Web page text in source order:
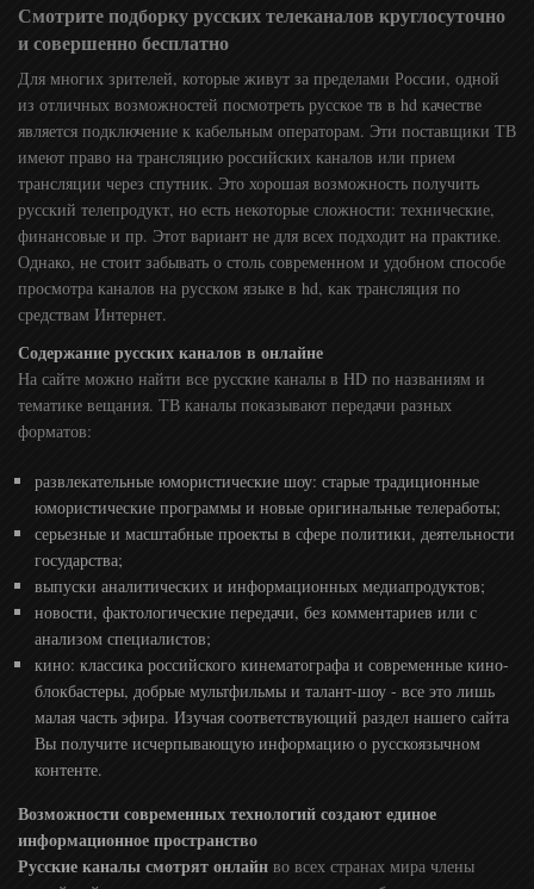
Смотрите подборку русских телеканалов круглосуточно
и совершенно бесплатно
Для многих зрителей, которые живут за пределами России, одной
из отличных возможностей посмотреть русское тв в hd качестве
является подключение к кабельным операторам. Эти поставщики ТВ
имеют право на трансляцию российских каналов или прием
трансляции через спутник. Это хорошая возможность получить
русский телепродукт, но есть некоторые сложности: технические,
финансовые и пр. Этот вариант не для всех подходит на практике.
Однако, не стоит забывать о столь современном и удобном способе
просмотра каналов на русском языке в hd, как трансляция по
средствам Интернет.
Содержание русских каналов в онлайне
На сайте можно найти все русские каналы в HD по названиям и
тематике вещания. ТВ каналы показывают передачи разных
форматов:
развлекательные юмористические шоу: старые традиционные
юмористические программы и новые оригинальные телеработы;
серьезные и масштабные проекты в сфере политики, деятельности
государства;
выпуски аналитических и информационных медиапродуктов;
новости, фактологические передачи, без комментариев или с
анализом специалистов;
кино: классика российского кинематографа и современные кино-
блокбастеры, добрые мультфильмы и талант-шоу - все это лишь
малая часть эфира. Изучая соответствующий раздел нашего сайта
Вы получите исчерпывающую информацию о русскоязычном
контенте.
Возможности современных технологий создают единое
информационное пространство
Русские каналы смотрят онлайн во всех странах мира члены